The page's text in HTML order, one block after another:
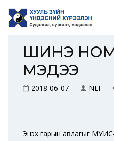
ШИНЭ
МЭДЭЭ
2018-06-07 NLI
Энэхүү гарын авлагыг